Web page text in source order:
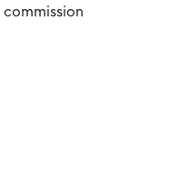
commission